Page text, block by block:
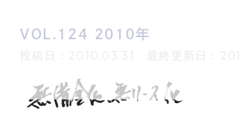
よくある質問・用語集
IRメール登録
VOL.124 2010年
投稿日：2010.03.31 最終更新日：